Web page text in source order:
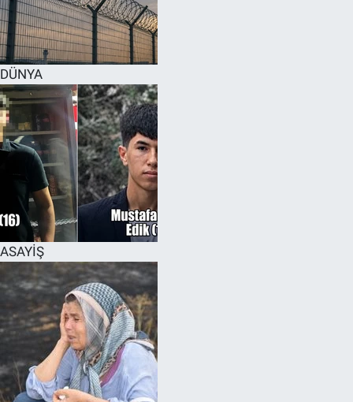
DÜNYA
ASAYİŞ